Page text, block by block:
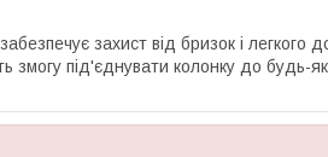
забезпечує захист від бризок і легкого
змогу під'єднувати колонку до будь-